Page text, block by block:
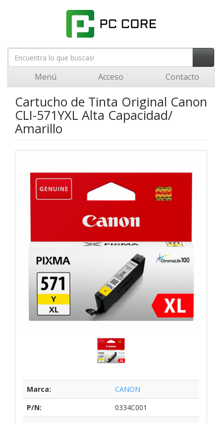
Menú Acceso Contacto
Cartucho de Tinta Original Canon
CLI-571YXL Alta Capacidad/
Amarillo
Marca:
CANON
P/N:
0334C001